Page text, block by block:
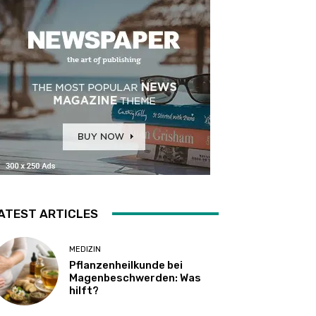
ARTICLES
MEDIZIN
Pflanzenheilkunde bei
Magenbeschwerden: Was
hilft?